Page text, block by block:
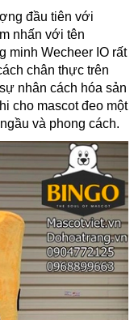
đầu tiên với
nhấn với tên
minh Wecheer IO rất
chân thực trên
nhân cách hóa sản
cho mascot đeo một
và phong cách.